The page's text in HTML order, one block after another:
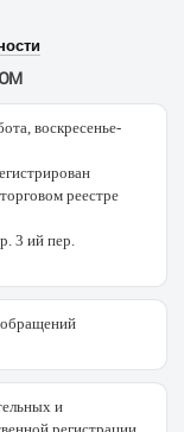
воскресенье-
реестре
3 ий пер.
и